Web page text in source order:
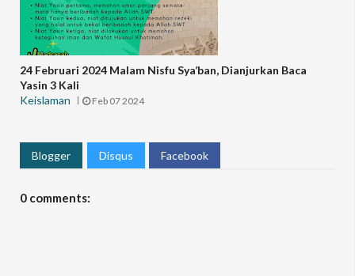
24 Februari 2024 Malam Nisfu Sya’ban, Dianjurkan Baca
Yasin 3 Kali
Keislaman
Feb 07 2024
Blogger Disqus Facebook
0 comments: